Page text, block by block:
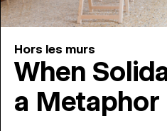
Hors les murs
When
a Metaphor